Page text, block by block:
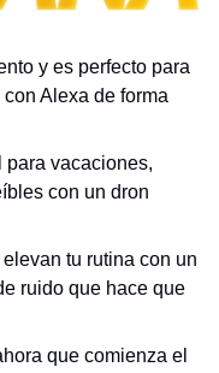
y es perfecto para
Alexa de forma
para vacaciones,
con un dron
elevan tu rutina con un
ruido que hace que
que comienza el